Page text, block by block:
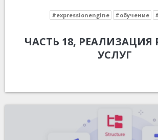
#expressionengine #обучение
ЧАСТЬ 18, РЕАЛИЗАЦИЯ
УСЛУГ